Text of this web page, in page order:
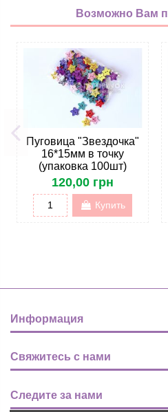
Возможно Вам
Пуговица "Звездочка"
16*15мм в точку
(упаковка 100шт)
120,00 грн
Купить
Информация
Свяжитесь с нами
Следите за нами